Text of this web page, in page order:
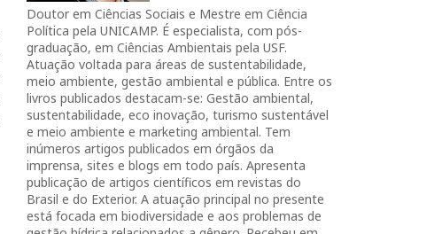
Doutor em Ciências Sociais e Mestre em Ciência
Política pela UNICAMP. É especialista, com pós-
graduação, em Ciências Ambientais pela USF.
Atuação voltada para áreas de sustentabilidade,
meio ambiente, gestão ambiental e pública. Entre os
livros publicados destacam-se: Gestão ambiental,
sustentabilidade, eco inovação, turismo sustentável
e meio ambiente e marketing ambiental. Tem
inúmeros artigos publicados em órgãos da
imprensa, sites e blogs em todo país. Apresenta
publicação de artigos científicos em revistas do
Brasil e do Exterior. A atuação principal no presente
está focada em biodiversidade e aos problemas de